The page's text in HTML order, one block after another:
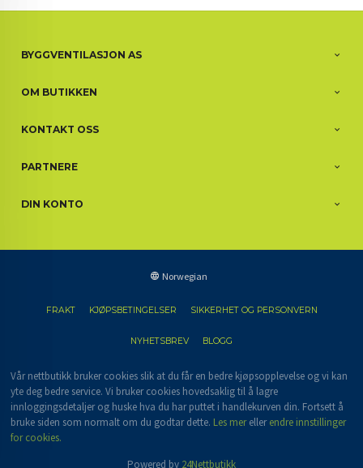
BYGGVENTILASJON AS
OM BUTIKKEN
KONTAKT OSS
PARTNERE
DIN KONTO
Norwegian
FRAKT KJØPSBETINGELSER SIKKERHET OG PERSONVERN
NYHETSBREV BLOGG
Vår nettbutikk bruker cookies slik at du får en bedre kjøpsopplevelse og vi kan
yte deg bedre service. Vi bruker cookies hovedsaklig til å lagre
innloggingsdetaljer og huske hva du har puttet i handlekurven din. Fortsett å
bruke siden som normalt om du godtar dette. Les merellerendre innstillinger
for cookies.
Powered by 24Nettbutikk